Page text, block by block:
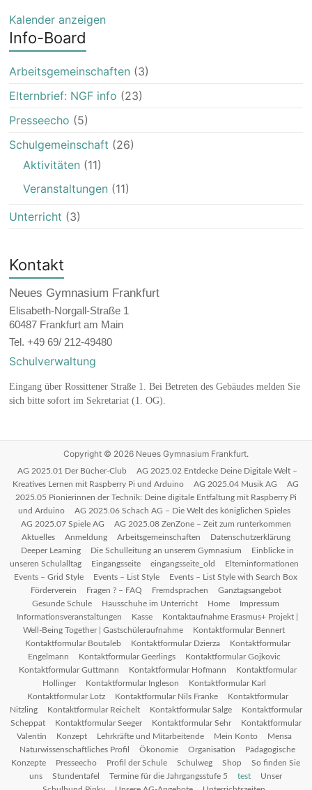
Kalender anzeigen
Info-Board
Arbeitsgemeinschaften (3)
Elternbrief: NGF info (23)
Presseecho (5)
Schulgemeinschaft (26)
Aktivitäten (11)
Veranstaltungen (11)
Unterricht (3)
Kontakt
Neues Gymnasium Frankfurt
Elisabeth-Norgall-Straße 1
60487 Frankfurt am Main
Tel. +49 69/ 212-49480
Schulverwaltung
Eingang über Rossittener Straße 1. Bei Betreten des Gebäudes melden Sie
sich bitte sofort im Sekretariat (1. OG).
Copyright © 2026 Neues Gymnasium Frankfurt.
AG 2025.01 Der Bücher-Club
AG 2025.02 Entdecke Deine Digitale Welt –
Kreatives Lernen mit Raspberry Pi und Arduino
AG 2025.04 Musik AG
AG
2025.05 Pionierinnen der Technik: Deine digitale Entfaltung mit Raspberry Pi
und Arduino
AG 2025.06 Schach AG – Die Welt des königlichen Spieles
AG 2025.07 Spiele AG
AG 2025.08 ZenZone – Zeit zum runterkommen
Aktuelles
Anmeldung Arbeitsgemeinschaften
Datenschutzerklärung
Deeper Learning
Die Schulleitung an unserem Gymnasium
Einblicke in
unseren Schulalltag
Eingangsseite eingangsseite_old
Elterninformationen
Events – Grid Style
Events – List Style
Events – List Style with Search Box
Förderverein
Fragen ? – FAQ Fremdsprachen
Ganztagsangebot
Gesunde Schule
Hausschuhe im Unterricht Home
Impressum
Informationsveranstaltungen
Kasse
Kontaktaufnahme Erasmus+ Projekt |
Well-Being Together | Gastschüleraufnahme
Kontaktformular Bennert
Kontaktformular Boutaleb
Kontaktformular Dzierza
Kontaktformular
Engelmann
Kontaktformular Geerlings
Kontaktformular Gojkovic
Kontaktformular Guttmann
Kontaktformular Hofmann
Kontaktformular
Hollinger
Kontaktformular Ingleson
Kontaktformular Karl
Kontaktformular Lotz
Kontaktformular Nils Franke
Kontaktformular
Nitzling
Kontaktformular Reichelt Kontaktformular Salge
Kontaktformular
Scheppat
Kontaktformular Seeger Kontaktformular Sehr
Kontaktformular
Valentin
Konzept Lehrkräfte und Mitarbeitende Mein Konto
Mensa
Naturwissenschaftliches Profil
Ökonomie Organisation
Pädagogische
Konzepte
Presseecho Profil der Schule Schulweg Shop
So finden Sie
uns
Stundentafel Termine für die Jahrgangsstufe 5 test
Unser